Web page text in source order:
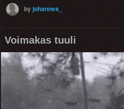
byjohannes_
Voimakas tuuli